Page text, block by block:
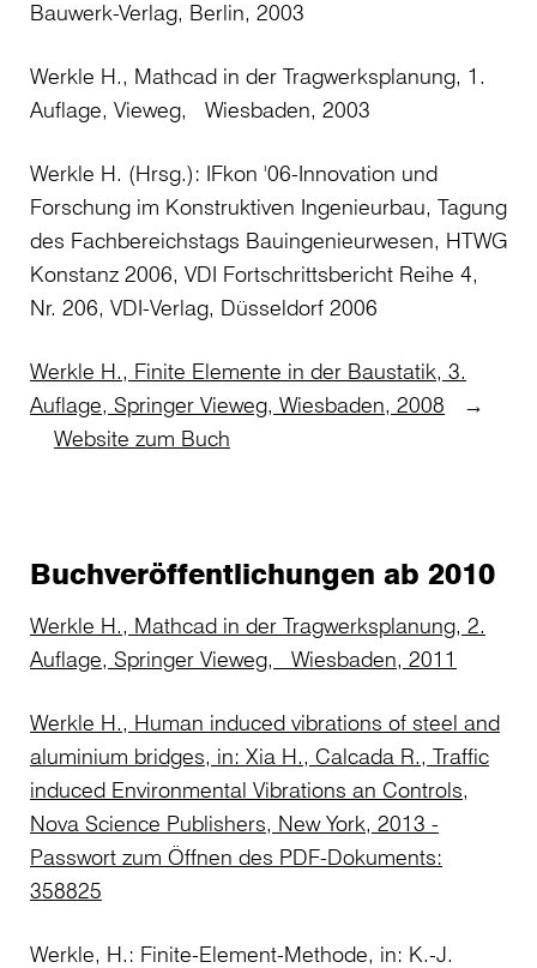
Bauwerk-Verlag, Berlin, 2003
Werkle H., Mathcad in der Tragwerksplanung, 1.
Auflage, Vieweg, Wiesbaden, 2003
Werkle H. (Hrsg.): IFkon '06-Innovation und
Forschung im Konstruktiven Ingenieurbau, Tagung
des Fachbereichstags Bauingenieurwesen, HTWG
Konstanz 2006, VDI Fortschrittsbericht Reihe 4,
Nr. 206, VDI-Verlag, Düsseldorf 2006
Werkle H., Finite Elemente in der Baustatik, 3.
Auflage, Springer Vieweg, Wiesbaden, 2008 →
Website zum Buch
Buchveröffentlichungen ab 2010
Werkle H., Mathcad in der Tragwerksplanung, 2.
Auflage, Springer Vieweg, Wiesbaden, 2011
Werkle H., Human induced vibrations of steel and
aluminium bridges, in: Xia H., Calcada R., Traffic
induced Environmental Vibrations an Controls,
Nova Science Publishers, New York, 2013 -
Passwort zum Öffnen des PDF-Dokuments:
358825
Werkle, H.: Finite-Element-Methode, in: K.-J.